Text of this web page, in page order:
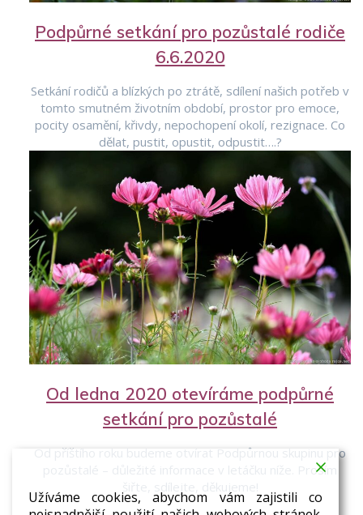
Podpůrné setkání pro pozůstalé rodiče
6.6.2020
Setkání rodičů a blízkých po ztrátě, sdílení našich potřeb v
tomto smutném životním období, prostor pro emoce,
pocity osamění, křivdy, nepochopení okolí, rezignace. Co
dělat, pustit, opustit, odpustit….?
Od ledna 2020 otevíráme podpůrné
setkání pro pozůstalé
Od příštího roku budeme otvírat Podpůrnou skupinu pro
pozůstalé – důležité informace v letáčku níže. Prosím
Užíváme cookies, abychom vám zajistili co